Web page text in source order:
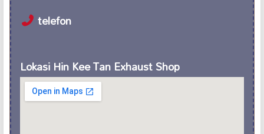
telefon
Lokasi Hin Kee Tan Exhaust Shop